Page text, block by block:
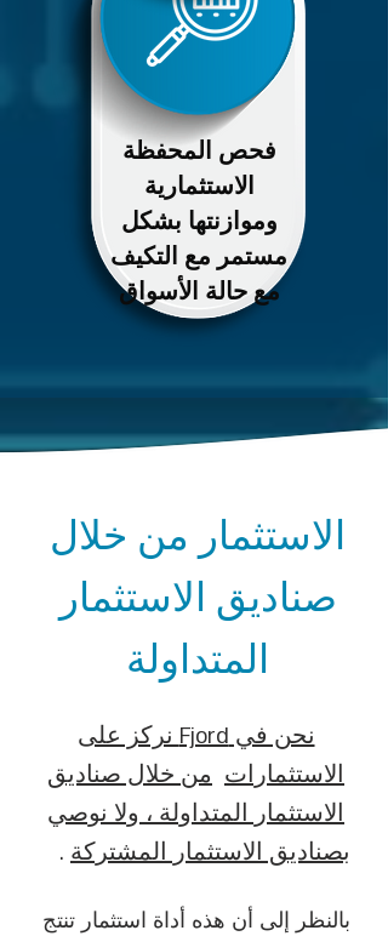
فحص المحفظة
الاستثمارية
وموازنتها بشكل
مستمر مع التكيف
مع حالة الأسواق
الاستثمار من خلال
صناديق الاستثمار
المتداولة
نحن في Fjord نركز على
الاستثمارات من خلال صناديق
الاستثمار المتداولة ، ولا نوصي
بصناديق الاستثمار المشتركة .
بالنظر إلى أن هذه أداة استثمار تنتج